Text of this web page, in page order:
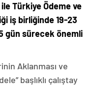
Türkiye Ödeme ve
iş birliğinde 19-23
gün sürecek önemli
Aklanması ve
başlıklı çalıştay